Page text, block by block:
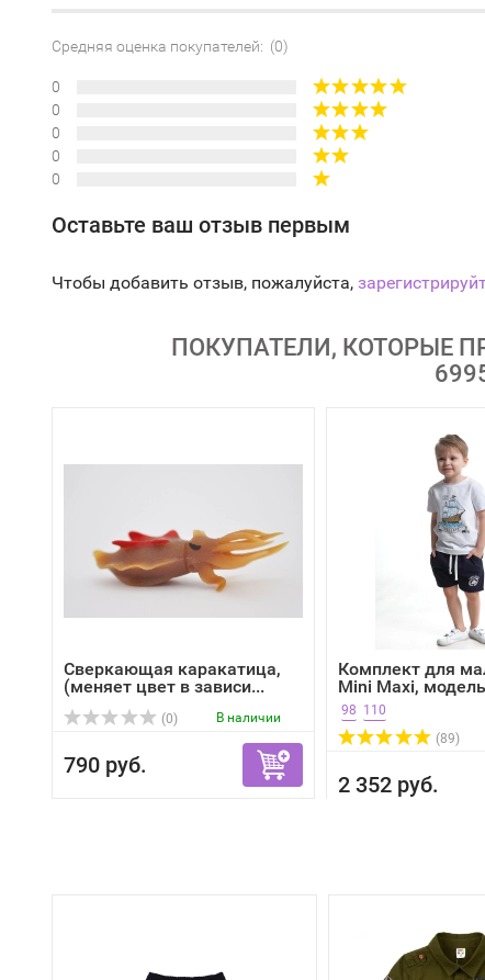
Средняя оценка покупателей: (0)
0
0
0
0
0
Оставьте ваш отзыв первым
Чтобы добавить отзыв, пожалуйста,
ПОКУПАТЕЛИ, КОТОРЫЕ
Сверкающая каракатица,
(меняет цвет в зависи...
(0) В наличии
790 руб.
Комплект для
Mini Maxi,
98 110
(89)
2 352 руб.